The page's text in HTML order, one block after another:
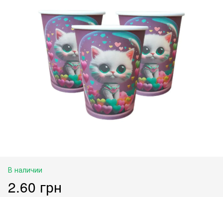
В наличии
2.60 грн